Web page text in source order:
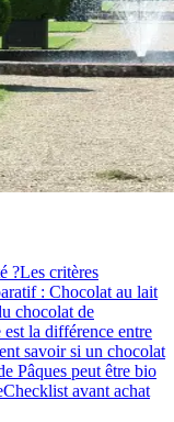
?Les critères
: Chocolat au lait
chocolat de
est la différence entre
savoir si un chocolat
Pâques peut être bio
Checklist avant achat